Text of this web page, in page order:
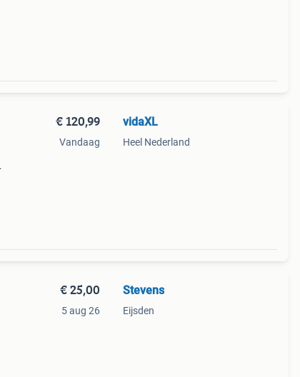
€ 120,99
Vandaag
vidaXL
Heel Nederland
€ 25,00
5 aug 26
Stevens
Eijsden